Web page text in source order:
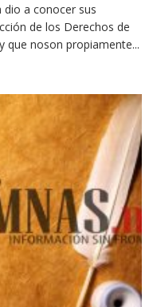
dio a conocer sus
de los Derechos de
que noson propiamente...